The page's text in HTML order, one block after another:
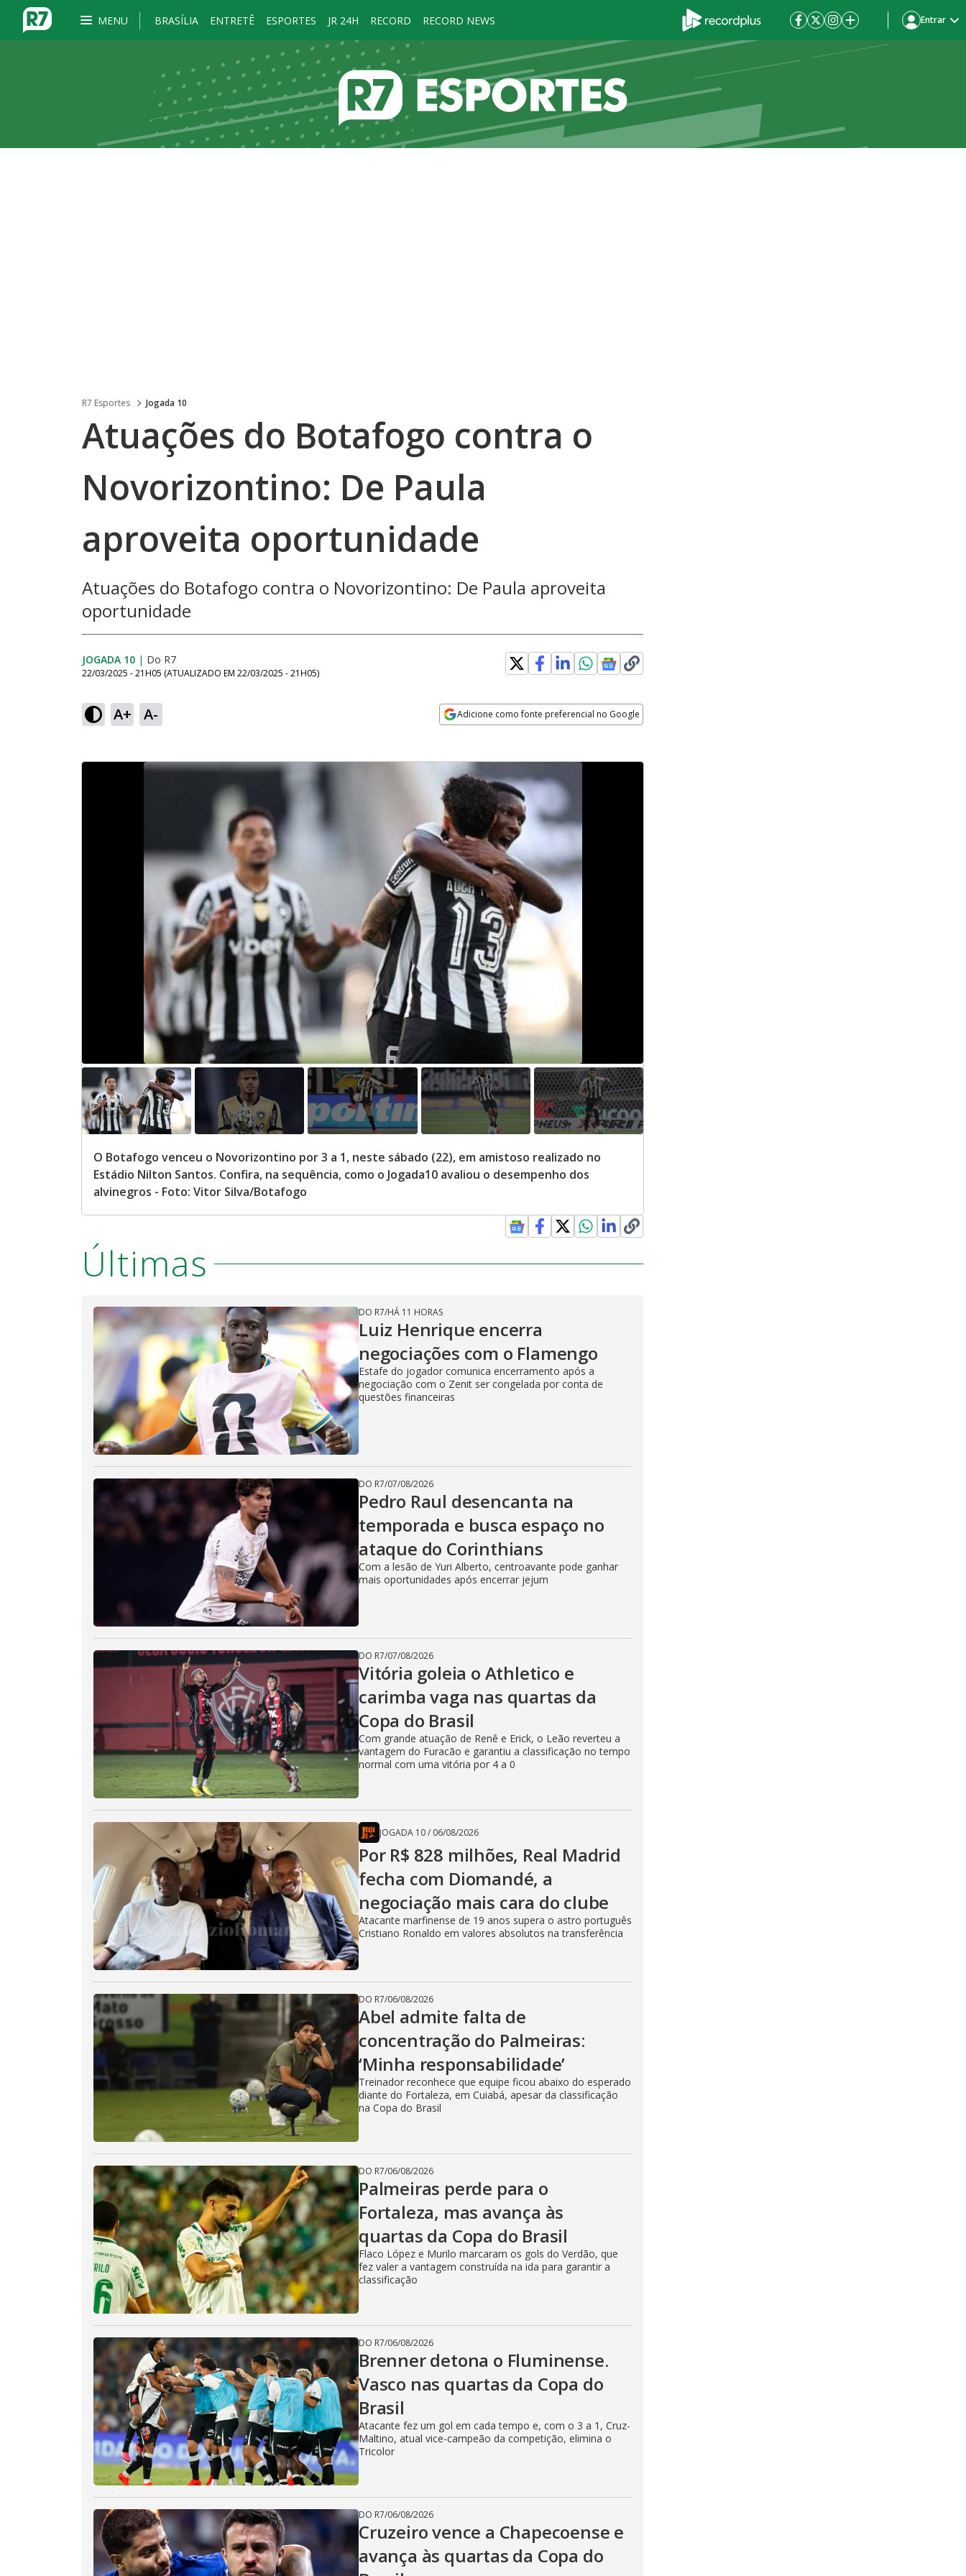
MENU BRASÍLIA ENTRETÊ ESPORTES JR 24H RECORD RECORD NEWS Entrar
R7 Esportes Jogada 10
Atuações do Botafogo contra o
Novorizontino: De Paula
aproveita oportunidade
Atuações do Botafogo contra o Novorizontino: De Paula aproveita
oportunidade
JOGADA 10 | Do R7
22/03/2025 - 21H05 (ATUALIZADO EM 22/03/2025 - 21H05)
A+ A- Adicione como fonte preferencial no Google
O Botafogo venceu o Novorizontino por 3 a 1, neste sábado (22), em amistoso realizado no
Estádio Nilton Santos. Confira, na sequência, como o Jogada10 avaliou o desempenho dos
alvinegros - Foto: Vitor Silva/Botafogo
Últimas
DO R7/HÁ 11 HORAS
Luiz Henrique encerra
negociações com o Flamengo
Estafe do jogador comunica encerramento após a
negociação com o Zenit ser congelada por conta de
questões financeiras
DO R7/07/08/2026
Pedro Raul desencanta na
temporada e busca espaço no
ataque do Corinthians
Com a lesão de Yuri Alberto, centroavante pode ganhar
mais oportunidades após encerrar jejum
DO R7/07/08/2026
Vitória goleia o Athletico e
carimba vaga nas quartas da
Copa do Brasil
Com grande atuação de Renê e Erick, o Leão reverteu a
vantagem do Furacão e garantiu a classificação no tempo
normal com uma vitória por 4 a 0
JOGADA 10/ 06/08/2026
Por R$ 828 milhões, Real Madrid
fecha com Diomandé, a
negociação mais cara do clube
Atacante marfinense de 19 anos supera o astro português
Cristiano Ronaldo em valores absolutos na transferência
DO R7/06/08/2026
Abel admite falta de
concentração do Palmeiras:
‘Minha responsabilidade’
Treinador reconhece que equipe ficou abaixo do esperado
diante do Fortaleza, em Cuiabá, apesar da classificação
na Copa do Brasil
DO R7/06/08/2026
Palmeiras perde para o
Fortaleza, mas avança às
quartas da Copa do Brasil
Flaco López e Murilo marcaram os gols do Verdão, que
fez valer a vantagem construída na ida para garantir a
classificação
DO R7/06/08/2026
Brenner detona o Fluminense.
Vasco nas quartas da Copa do
Brasil
Atacante fez um gol em cada tempo e, com o 3 a 1, Cruz-
Maltino, atual vice-campeão da competição, elimina o
Tricolor
DO R7/06/08/2026
Cruzeiro vence a Chapecoense e
avança às quartas da Copa do